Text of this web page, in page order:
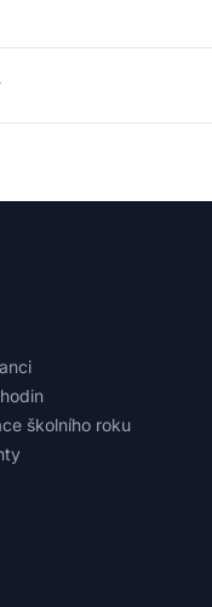
školního roku